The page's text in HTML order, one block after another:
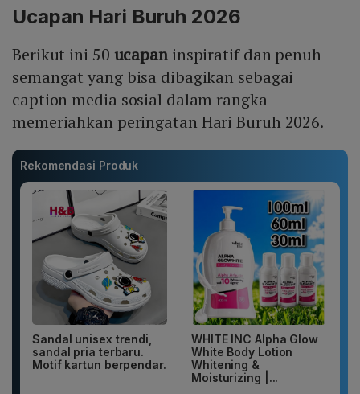
Ucapan Hari Buruh 2026
Berikut ini 50 ucapaninspiratif dan penuh
semangat yang bisa dibagikan sebagai
caption media sosial dalam rangka
memeriahkan peringatan Hari Buruh 2026.
Rekomendasi Produk
Sandal unisex trendi,
sandal pria terbaru.
Motif kartun berpendar.
WHITE INC Alpha Glow
White Body Lotion
Whitening &
Moisturizing |...